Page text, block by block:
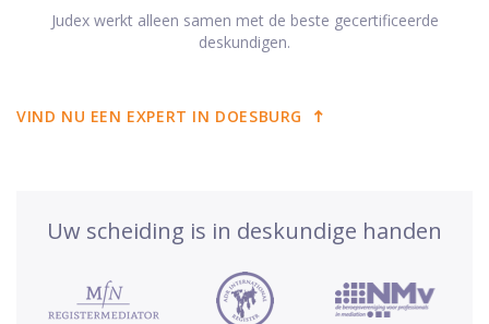
Judex werkt alleen samen met de beste gecertificeerde
deskundigen.
VIND NU EEN EXPERT IN DOESBURG
Uw scheiding is in deskundige handen